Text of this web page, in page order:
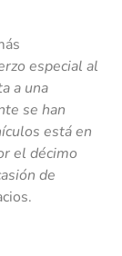
especial al
a una
se han
está en
el décimo
de